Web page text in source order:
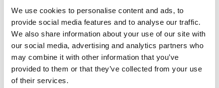
We use cookies to personalise content and ads, to
provide social media features and to analyse our traffic.
We also share information about your use of our site with
our social media, advertising and analytics partners who
may combine it with other information that you’ve
provided to them or that they’ve collected from your use
of their services.